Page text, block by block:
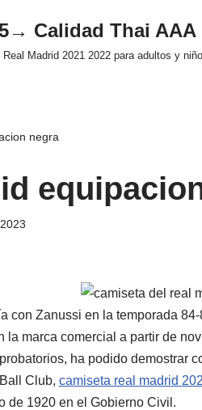
Calidad Thai AAA
Madrid 2021 2022 para adultos y
negra
con Zanussi en la temporada
la marca comercial a partir de
ha podido demostrar
Club, camiseta real madrid
de 1920 en el Gobierno Civil.